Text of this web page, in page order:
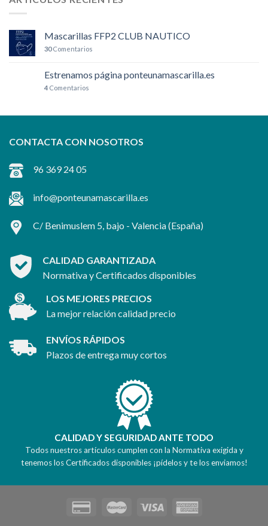
Mascarillas FFP2 CLUB NAUTICO
30Comentarios
Estrenamos página ponteunamascarilla.es
4 Comentarios
CONTACTA CON NOSOTROS
96 369 24 05
info@ponteunamascarilla.es
C/ Benimuslem 5, bajo - Valencia(España)
CALIDAD GARANTIZADA
Normativa y Certificados disponibles
LOS MEJORES PRECIOS
La mejor relación calidad precio
ENVÍOS RÁPIDOS
Plazos de entrega muy cortos
CALIDAD Y SEGURIDAD ANTE TODO
Todos nuestros artículos cumplen con la Normativa exigida y
tenemos los Certificados disponibles ¡pídelos y te los enviamos!